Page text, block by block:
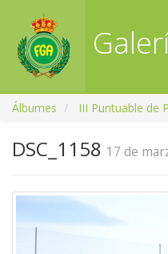
RFGA
Álbumes III Puntuable de
DSC_1158 17 de